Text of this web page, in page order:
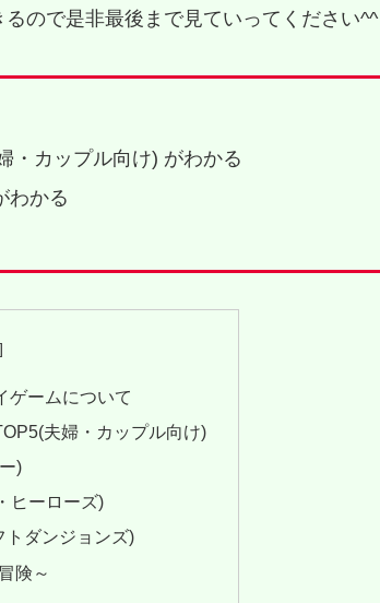
ので是非最後まで見ていってください^^
・カップル向け) がわかる
わかる
ゲームについて
夫婦・カップル向け)
)
ヒーローズ)
トダンジョンズ)
険～